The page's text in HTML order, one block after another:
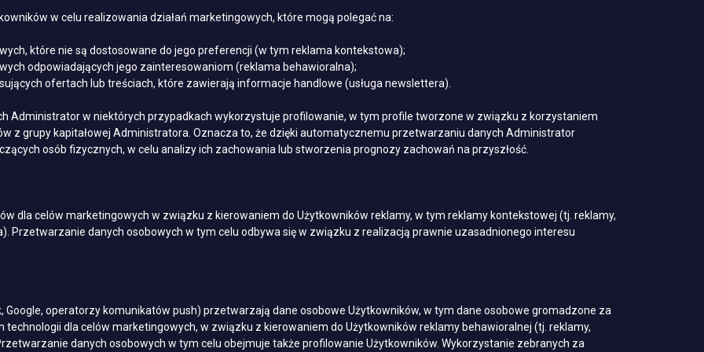
w celu realizowania działań marketingowych, które mogą polegać na:
które nie są dostosowane do jego preferencji (w tym reklama kontekstowa);
odpowiadających jego zainteresowaniom (reklama behawioralna);
ofertach lub treściach, które zawierają informacje handlowe (usługa newslettera).
Administrator w niektórych przypadkach wykorzystuje profilowanie, w tym profile tworzone w związku z korzystaniem
z grupy kapitałowej Administratora. Oznacza to, że dzięki automatycznemu przetwarzaniu danych Administrator
osób fizycznych, w celu analizy ich zachowania lub stworzenia prognozy zachowań na przyszłość.
dla celów marketingowych w związku z kierowaniem do Użytkowników reklamy, w tym reklamy kontekstowej (tj. reklamy,
Przetwarzanie danych osobowych w tym celu odbywa się w związku z realizacją prawnie uzasadnionego interesu
operatorzy komunikatów push) przetwarzają dane osobowe Użytkowników, w tym dane osobowe gromadzone za
dla celów marketingowych, w związku z kierowaniem do Użytkowników reklamy behawioralnej (tj. reklamy,
danych osobowych w tym celu obejmuje także profilowanie Użytkowników. Wykorzystanie zebranych za